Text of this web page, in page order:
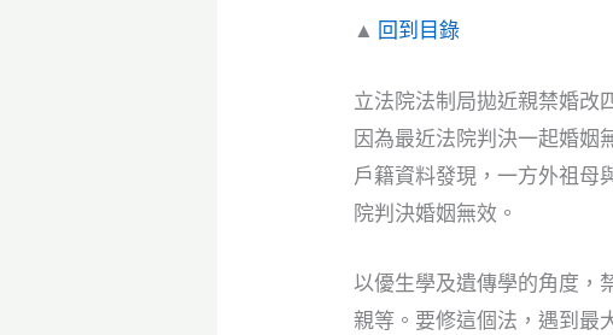
▲ 回到目錄
立法院法制局拋近親禁婚改
因為最近法院判決一起婚姻
戶籍資料發現，一方外祖母
院判決婚姻無效。
以優生學及遺傳學的角度，
親等。要修這個法，遇到最